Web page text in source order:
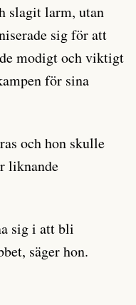
slagit larm, utan
sig för att
modigt och viktigt
för sina
och hon skulle
liknande
sig i att bli
säger hon.